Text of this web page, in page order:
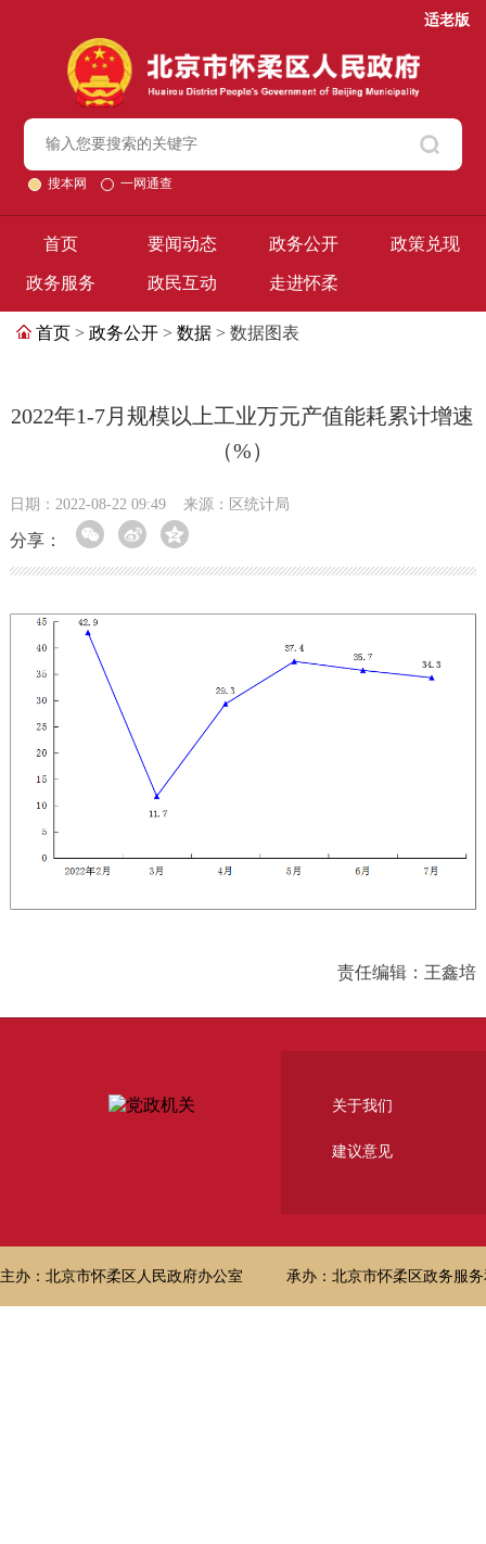
适老版
搜本网 一网通查
首页 要闻动态 政务公开 政策兑现
政务服务 政民互动 走进怀柔
首页 > 政务公开 > 数据 > 数据图表
2022年1-7月规模以上工业万元产值能耗累计增速
（%）
日期：2022-08-22 09:49 来源：区统计局
分享：
责任编辑：王鑫培
关于我们
建议意见
主办：北京市怀柔区人民政府办公室 承办：北京市怀柔区政务服